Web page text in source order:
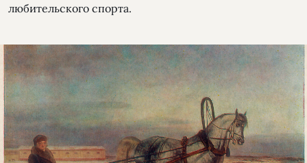
любительского спорта.